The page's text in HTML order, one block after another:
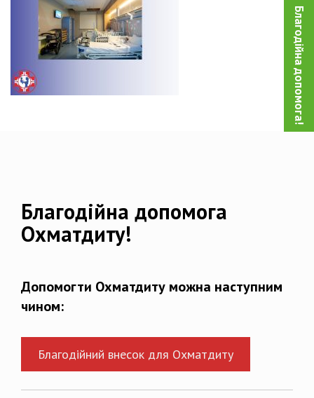
Благодійна допомога!
Благодійна допомога
Охматдиту!
Допомогти Охматдиту можна наступним
чином:
Благодійний внесок для Охматдиту